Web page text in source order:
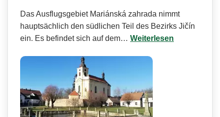
Das Ausflugsgebiet Mariánská zahrada nimmt
hauptsächlich den südlichen Teil des Bezirks Jičín
ein. Es befindet sich auf dem… Weiterlesen